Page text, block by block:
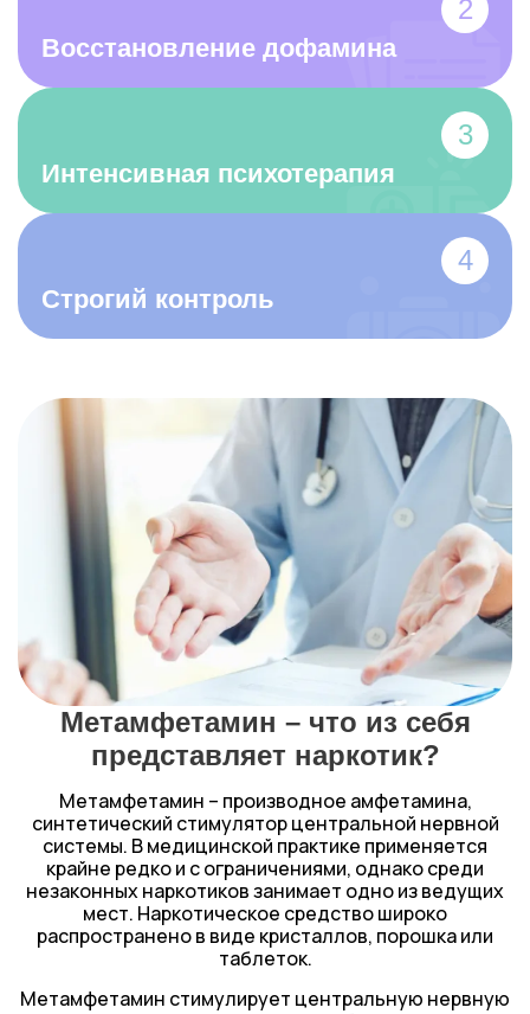
Восстановление дофамина
Интенсивная психотерапия
Строгий контроль
Метамфетамин – что из себя
представляет наркотик?
Метамфетамин – производное амфетамина,
синтетический стимулятор центральной нервной
системы. В медицинской практике применяется
крайне редко и с ограничениями, однако среди
незаконных наркотиков занимает одно из ведущих
мест. Наркотическое средство широко
распространено в виде кристаллов, порошка или
таблеток.
Метамфетамин стимулирует центральную нервную